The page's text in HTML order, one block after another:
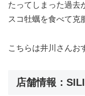
たってしまった過
スコ牡蠣を食べて克
こちらは井川さんお
店舗情報：